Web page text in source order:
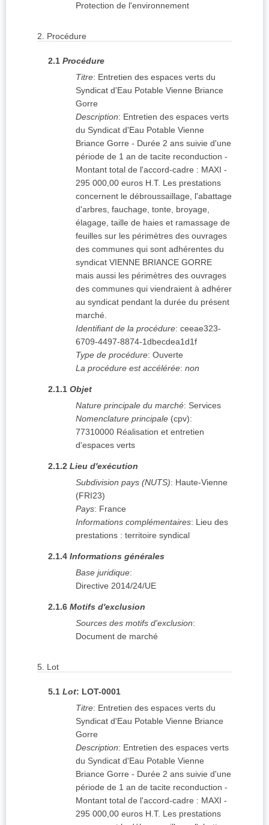
Protection de l'environnement
2. Procédure
2.1 Procédure
Titre: Entretien des espaces verts du
Syndicat d'Eau Potable Vienne Briance
Gorre
Description: Entretien des espaces verts
du Syndicat d'Eau Potable Vienne
Briance Gorre - Durée 2 ans suivie d'une
période de 1 an de tacite reconduction -
Montant total de l'accord-cadre : MAXI -
295 000,00 euros H.T. Les prestations
concernent le débroussaillage, l'abattage
d'arbres, fauchage, tonte, broyage,
élagage, taille de haies et ramassage de
feuilles sur les périmètres des ouvrages
des communes qui sont adhérentes du
syndicat VIENNE BRIANCE GORRE
mais aussi les périmètres des ouvrages
des communes qui viendraient à adhérer
au syndicat pendant la durée du présent
marché.
Identifiant de la procédure: ceeae323-
6709-4497-8874-1dbecdea1d1f
Type de procédure: Ouverte
La procédure est accélérée: non
2.1.1 Objet
Nature principale du marché: Services
Nomenclature principale (cpv):
77310000 Réalisation et entretien
d'espaces verts
2.1.2 Lieu d'exécution
Subdivision pays (NUTS): Haute-Vienne
(FRI23)
Pays: France
Informations complémentaires: Lieu des
prestations : territoire syndical
2.1.4 Informations générales
Base juridique:
Directive 2014/24/UE
2.1.6 Motifs d'exclusion
Sources des motifs d'exclusion:
Document de marché
5. Lot
5.1 Lot: LOT-0001
Titre: Entretien des espaces verts du
Syndicat d'Eau Potable Vienne Briance
Gorre
Description: Entretien des espaces verts
du Syndicat d'Eau Potable Vienne
Briance Gorre - Durée 2 ans suivie d'une
période de 1 an de tacite reconduction -
Montant total de l'accord-cadre : MAXI -
295 000,00 euros H.T. Les prestations